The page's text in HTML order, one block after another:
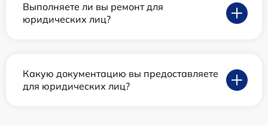
Выполняете ли вы ремонт для
юридических лиц?
Какую документацию вы предоставляете
для юридических лиц?